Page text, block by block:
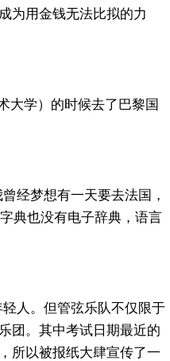
为用金钱无法比拟的力
大学）的时候去了巴黎国
经梦想有一天要去法国，
典也没有电子辞典，语言
人。但管弦乐队不仅限于
团。其中考试日期最近的
所以被报纸大肆宣传了一